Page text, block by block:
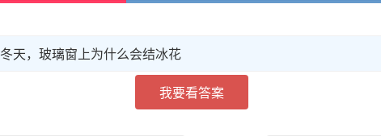
冬天，玻璃窗上为什么会结冰花
我要看答案